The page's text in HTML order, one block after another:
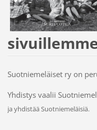
Suotniemeläiset ry on
Yhdistys vaalii
ja yhdistää Suotniemeläisiä.